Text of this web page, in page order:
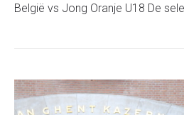
België vs Jong Oranje U18 De